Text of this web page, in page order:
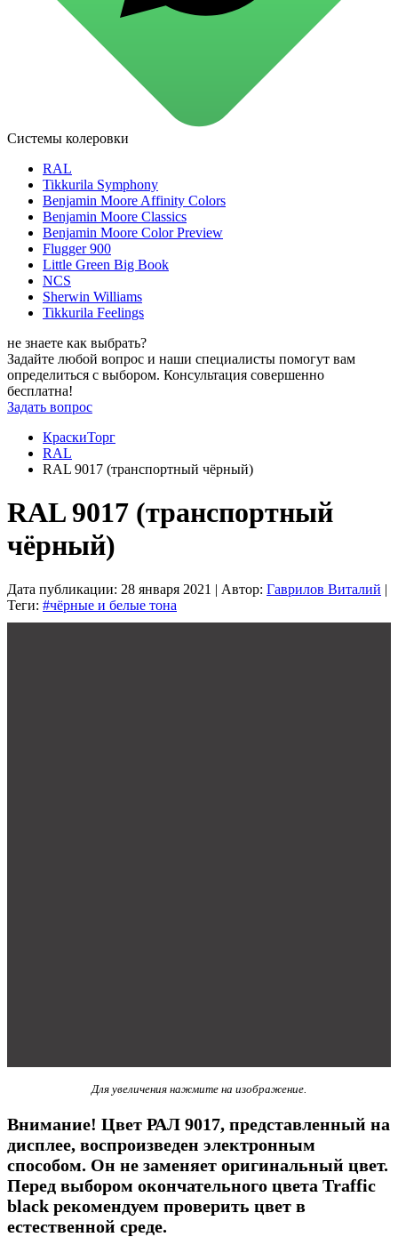
для стекол и зеркал
для ароматизации и нейтрализации запахов
для стирки и ухода за тканями
для ковров и текстильных изделий
специализированные чистящие средства
универсальные чистящие средства
дезинфицирующие средства
Автохимия и автокосметика
полироли для пластика
очистители салона
очистители двигателя
очистители тормозов
Материалы для зимних работ
краски для штукатурки
грунтовки
пропитки для древесины
пены и клеи
Новинки
Системы колеровки
RAL
Tikkurila Symphony
Benjamin Moore Affinity Colors
Benjamin Moore Classics
Benjamin Moore Color Preview
Flugger 900
Little Green Big Book
NCS
Sherwin Williams
Tikkurila Feelings
не знаете как выбрать?
Задайте любой вопрос и наши специалисты помогут вам
определиться с выбором. Консультация совершенно
бесплатна!
Задать вопрос
КраскиТорг
RAL
RAL 9017 (транспортный чёрный)
RAL 9017 (транспортный
чёрный)
Дата публикации: 28 января 2021 | Автор: Гаврилов Виталий |
Теги: #чёрные и белые тона
Для увеличения нажмите на изображение.
Внимание! Цвет РАЛ 9017, представленный на
дисплее, воспроизведен электронным
способом. Он не заменяет оригинальный цвет.
Перед выбором окончательного цвета Traffic
black рекомендуем проверить цвет в
естественной среде.